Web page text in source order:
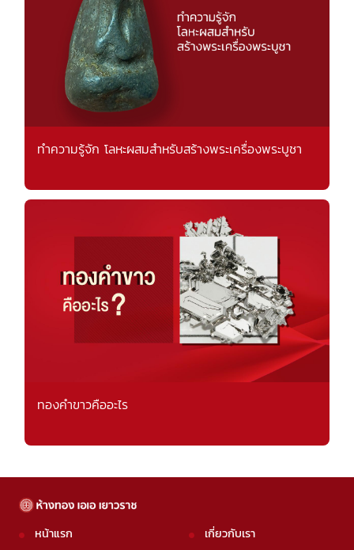
ทำความรู้จัก โลหะผสมสำหรับสร้างพระเครื่องพระบูชา
ทองคำขาวคืออะไร
หน้าแรก เกี่ยวกับเรา